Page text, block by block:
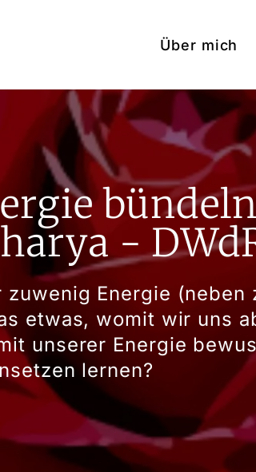
Über mich
-
Energie (neben
etwas, womit wir uns
unserer Energie
lernen?